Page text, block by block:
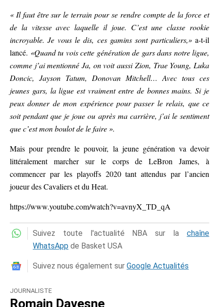
« Il faut être sur le terrain pour se rendre compte de la force et
de la vitesse avec laquelle il joue. C’est une classe rookie
incroyable. Je vous le dis, ces gamins sont particuliers,»a-t-il
lancé. «Quand tu vois cette génération de gars dans notre ligue,
comme j’ai mentionné Ja, on voit aussi Zion, Trae Young, Luka
Doncic, Jayson Tatum, Donovan Mitchell… Avec tous ces
jeunes gars, la ligue est vraiment entre de bonnes mains. Si je
peux donner de mon expérience pour passer le relais, que ce
soit pendant que je joue ou après ma carrière, j’ai le sentiment
que c’est mon boulot de le faire ».
Mais pour prendre le pouvoir, la jeune génération va devoir
littéralement marcher sur le corps de LeBron James, à
commencer par les playoffs 2020 tant attendus par l’ancien
joueur des Cavaliers et du Heat.
https://www.youtube.com/watch?v=avnyX_TD_qA
Suivez toute l'actualité NBA sur la chaîne
WhatsApp de Basket USA
Suivez nous également sur Google Actualités
JOURNALISTE
Romain Davesne